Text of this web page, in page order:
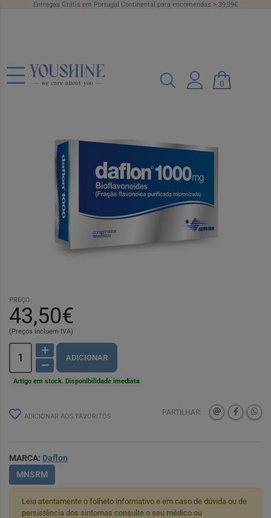
Entregas Grátis em Portugal Continental para encomendas > 39,99€
0
Daflon 1000 , 1000 mg Blister 60
Unidade(s) Comp revest pelic
PREÇO:
43,50€
(Preços incluem IVA)
ADICIONAR
Artigo em stock. Disponibilidade imediata
ADICIONAR AOS FAVORITOS PARTILHAR:
MARCA: Daflon
MNSRM
Leia atentamente o folheto informativo e em caso de dúvida ou de
persistência dos sintomas consulte o seu médico ou